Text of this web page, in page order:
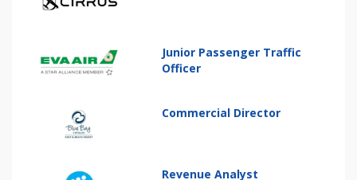
Junior Passenger Traffic
Officer
Commercial Director
Revenue Analyst